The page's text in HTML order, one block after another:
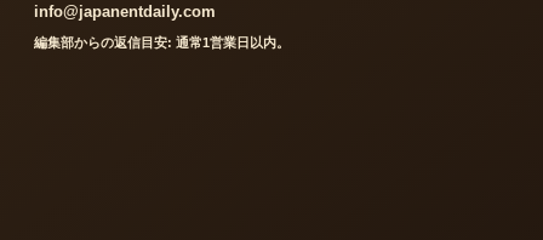
info@japanentdaily.com
編集部からの返信目安: 通常1営業日以内。